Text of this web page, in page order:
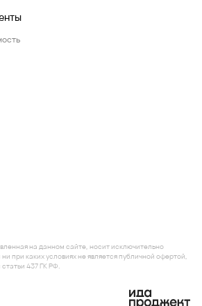
на данном сайте, носит исключительно
при каких условиях не является публичной офертой,
437 ГК РФ.